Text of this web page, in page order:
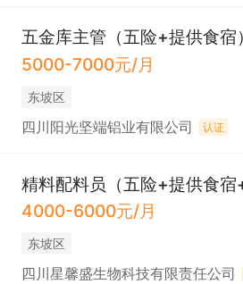
五金库主管（五险+提供食宿
5000-7000元/月
东坡区
四川阳光坚端铝业有限公司 认证
4000-6000元/月
东坡区
四川星馨盛生物科技有限责任公司